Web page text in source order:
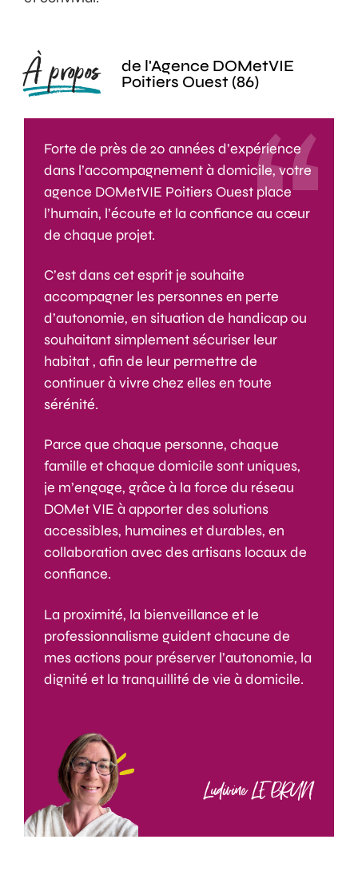
À propos
de l'Agence DOMetVIE
Poitiers Ouest (86)
Forte de près de 20 années d’expérience
dans l’accompagnement à domicile, votre
agence DOMetVIE Poitiers Ouest place
l’humain, l’écoute et la confiance au cœur
de chaque projet.
C’est dans cet esprit je souhaite
accompagner les personnes en perte
d’autonomie, en situation de handicap ou
souhaitant simplement sécuriser leur
habitat, afin de leur permettre de
continuer à vivre chez elles en toute
sérénité.
Parce que chaque personne, chaque
famille et chaque domicile sont uniques,
je m’engage, grâce à la force du réseau
DOMet VIE à apporter des solutions
accessibles, humaines et durables, en
collaboration avec des artisans locaux de
confiance.
La proximité, la bienveillance et le
professionnalisme guident chacune de
mes actions pour préserver l’autonomie, la
dignité et la tranquillité de vie à domicile.
Ludivine LE BRUN